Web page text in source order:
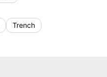
Trench